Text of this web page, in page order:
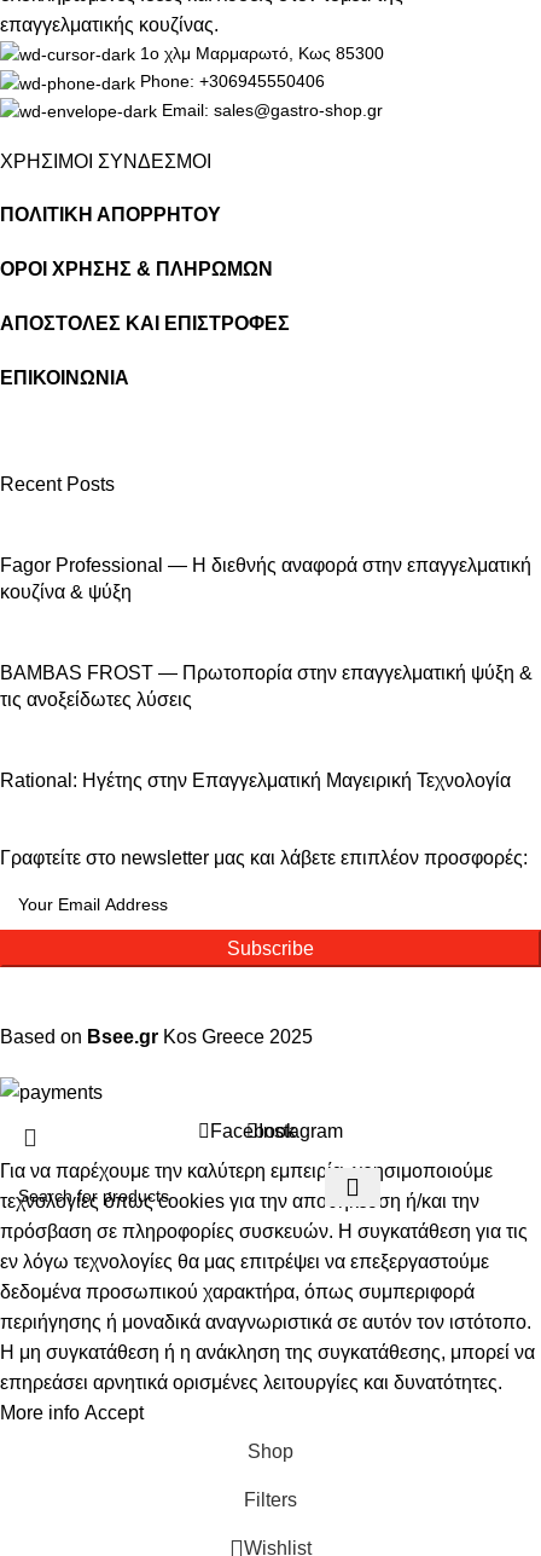
επαγγελματικής κουζίνας.
1ο χλμ Μαρμαρωτό, Κως 85300
Phone: +306945550406
Email: sales@gastro-shop.gr
ΧΡΗΣΙΜΟΙ ΣΥΝΔΕΣΜΟΙ
ΠΟΛΙΤΙΚΗ ΑΠΟΡΡΗΤΟΥ
ΟΡΟΙ ΧΡΗΣΗΣ & ΠΛΗΡΩΜΩΝ
ΑΠΟΣΤΟΛΕΣ ΚΑΙ ΕΠΙΣΤΡΟΦΕΣ
ΕΠΙΚΟΙΝΩΝΙΑ
Recent Posts
Fagor Professional — Η διεθνής αναφορά στην επαγγελματική
κουζίνα & ψύξη
BAMBAS FROST — Πρωτοπορία στην επαγγελματική ψύξη &
τις ανοξείδωτες λύσεις
Rational: Ηγέτης στην Επαγγελματική Μαγειρική Τεχνολογία
Γραφτείτε στο newsletter μας και λάβετε επιπλέον προσφορές:
Subscribe
Based on Bsee.gr Kos Greece 2025
FacebookInstagram
Για να παρέχουμε την καλύτερη εμπειρία, χρησιμοποιούμε
τεχνολογίες όπως cookies για την αποθήκευση ή/και την
πρόσβαση σε πληροφορίες συσκευών. Η συγκατάθεση για τις
εν λόγω τεχνολογίες θα μας επιτρέψει να επεξεργαστούμε
δεδομένα προσωπικού χαρακτήρα, όπως συμπεριφορά
περιήγησης ή μοναδικά αναγνωριστικά σε αυτόν τον ιστότοπο.
Η μη συγκατάθεση ή η ανάκληση της συγκατάθεσης, μπορεί να
επηρεάσει αρνητικά ορισμένες λειτουργίες και δυνατότητες.
More info Accept
Shop
Filters
Wishlist